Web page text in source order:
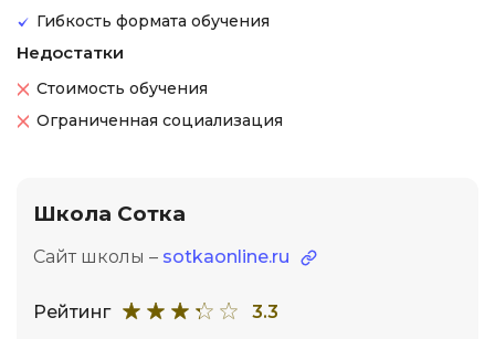
Гибкость формата обучения
Недостатки
Стоимость обучения
Ограниченная социализация
Школа Сотка
Сайт школы – sotkaonline.ru
Рейтинг 3.3